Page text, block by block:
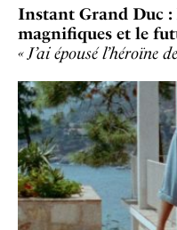
Instant Grand Duc :
magnifiques et le
« J’ai épousé l’héroïne